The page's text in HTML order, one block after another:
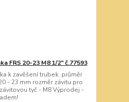
FRS 20-23 M8 1/2" č.77593
k zavěšení trubek. průměr
- 23 mm rozměr závitu pro
tyč - M8 Výprodej -